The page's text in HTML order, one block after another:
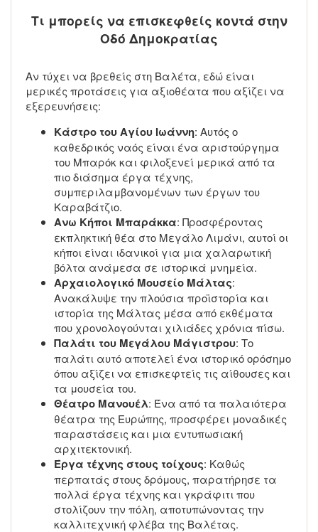
Τι μπορείς να επισκεφθείς κοντά στην
Οδό Δημοκρατίας
Αν τύχει να βρεθείς στη Βαλέτα, εδώ είναι
μερικές προτάσεις για αξιοθέατα που αξίζει να
εξερευνήσεις:
Κάστρο του Αγίου Ιωάννη: Αυτός ο
καθεδρικός ναός είναι ένα αριστούργημα
του Μπαρόκ και φιλοξενεί μερικά από τα
πιο διάσημα έργα τέχνης,
συμπεριλαμβανομένων των έργων του
Καραβάτζιο.
Ανω Κήποι Μπαράκκα: Προσφέροντας
εκπληκτική θέα στο Μεγάλο Λιμάνι, αυτοί οι
κήποι είναι ιδανικοί για μια χαλαρωτική
βόλτα ανάμεσα σε ιστορικά μνημεία.
Αρχαιολογικό Μουσείο Μάλτας:
Ανακάλυψε την πλούσια προϊστορία και
ιστορία της Μάλτας μέσα από εκθέματα
που χρονολογούνται χιλιάδες χρόνια πίσω.
Παλάτι του Μεγάλου Μάγιστρου: Το
παλάτι αυτό αποτελεί ένα ιστορικό ορόσημο
όπου αξίζει να επισκεφτείς τις αίθουσες και
τα μουσεία του.
Θέατρο Μανουέλ: Ένα από τα παλαιότερα
θέατρα της Ευρώπης, προσφέρει μοναδικές
παραστάσεις και μια εντυπωσιακή
αρχιτεκτονική.
Έργα τέχνης στους τοίχους: Καθώς
περπατάς στους δρόμους, παρατήρησε τα
πολλά έργα τέχνης και γκράφιτι που
στολίζουν την πόλη, αποτυπώνοντας την
καλλιτεχνική φλέβα της Βαλέτας.